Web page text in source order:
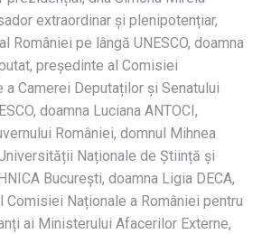
extraordinar și plenipotențiar,
României pe lângă UNESCO, doamna
președinte al Comisiei
a Camerei Deputaților și Senatului
doamna Luciana ANTOCI,
României, domnul Mihnea
Naționale de Știință și
București, doamna Ligia DECA,
Comisiei Naționale a României pentru
ai Ministerului Afacerilor Externe,